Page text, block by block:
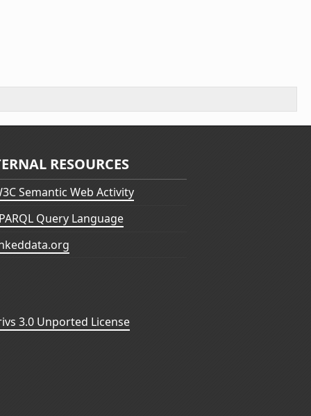
RESOURCES
Semantic Web Activity
Query Language
3.0 Unported License